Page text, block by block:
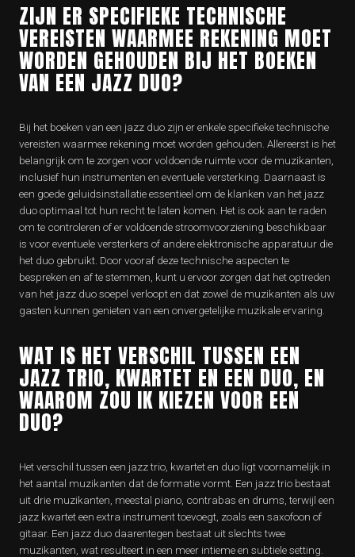
ZIJN ER SPECIFIEKE TECHNISCHE
VEREISTEN WAARMEE REKENING MOET
WORDEN GEHOUDEN BIJ HET BOEKEN
VAN EEN JAZZ DUO?
Bij het boeken van een jazz duo zijn er enkele specifieke technische
vereisten waarmee rekening moet worden gehouden. Allereerst is het
belangrijk om te zorgen voor voldoende ruimte voor de muzikanten,
inclusief hun instrumenten en eventuele versterking. Daarnaast is
een goede geluidsinstallatie essentieel om de klanken van het jazz
duo optimaal tot hun recht te laten komen. Het is ook aan te raden
om te controleren of er voldoende stroomvoorziening beschikbaar
is voor eventuele versterkers of andere elektronische apparatuur die
het duo gebruikt. Door vooraf deze technische aspecten te
bespreken en af te stemmen, kunt u ervoor zorgen dat het optreden
van het jazz duo soepel verloopt en dat zowel de muzikanten als uw
gasten kunnen genieten van een onvergetelijke muzikale ervaring.
WAT IS HET VERSCHIL TUSSEN EEN
JAZZ TRIO, KWARTET EN EEN DUO, EN
WAAROM ZOU IK KIEZEN VOOR EEN
DUO?
Het verschil tussen een jazz trio, kwartet en duo ligt voornamelijk in
het aantal muzikanten dat de formatie vormt. Een jazz trio bestaat
uit drie muzikanten, meestal piano, contrabas en drums, terwijl een
jazz kwartet een extra instrument toevoegt, zoals een saxofoon of
gitaar. Een jazz duo daarentegen bestaat uit slechts twee
muzikanten, wat resulteert in een meer intieme en subtiele setting.